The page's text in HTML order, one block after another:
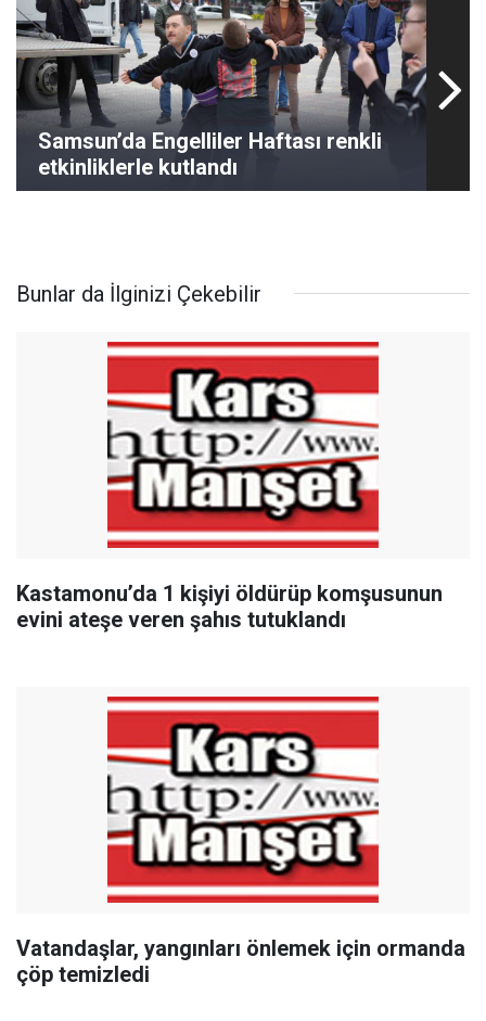
Samsun’da Engelliler Haftası renkli
etkinliklerle kutlandı
Bunlar da İlginizi Çekebilir
Kastamonu’da 1 kişiyi öldürüp komşusunun
evini ateşe veren şahıs tutuklandı
Vatandaşlar, yangınları önlemek için ormanda
çöp temizledi